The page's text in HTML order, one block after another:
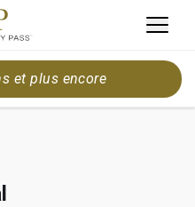
et plus encore